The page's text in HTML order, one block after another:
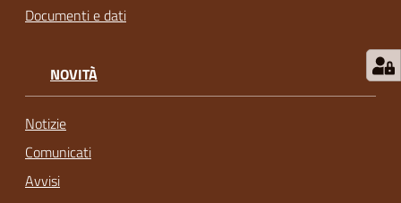
Documenti e dati
NOVITÀ
Notizie
Comunicati
Avvisi